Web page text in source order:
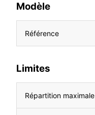
Modèle
Référence
Limites
Répartition